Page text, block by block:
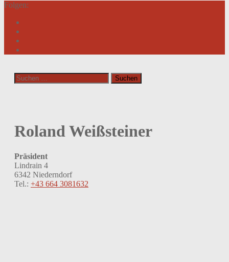
Folgen:
Suchen
nach:
Roland Weißsteiner
Präsident
Lindrain 4
6342 Niederndorf
Tel.: +43 664 3081632